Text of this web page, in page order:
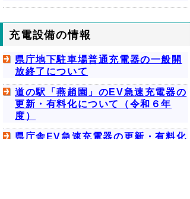
充電設備の情報
県庁地下駐車場普通充電器の一般開
放終了について
道の駅「燕趙園」のEV急速充電器の
更新・有料化について（令和６年
度）
県庁舎EV急速充電器の更新・有料化